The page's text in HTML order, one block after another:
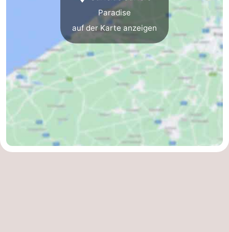
Parken
-
Adressen
Paradise
auf der Karte anzeigen